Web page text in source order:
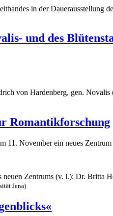
und des
Romantikforschung
11. November ein neues
Jena)